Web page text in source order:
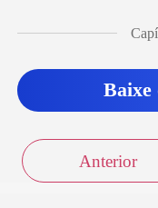
Baixe
Anterior